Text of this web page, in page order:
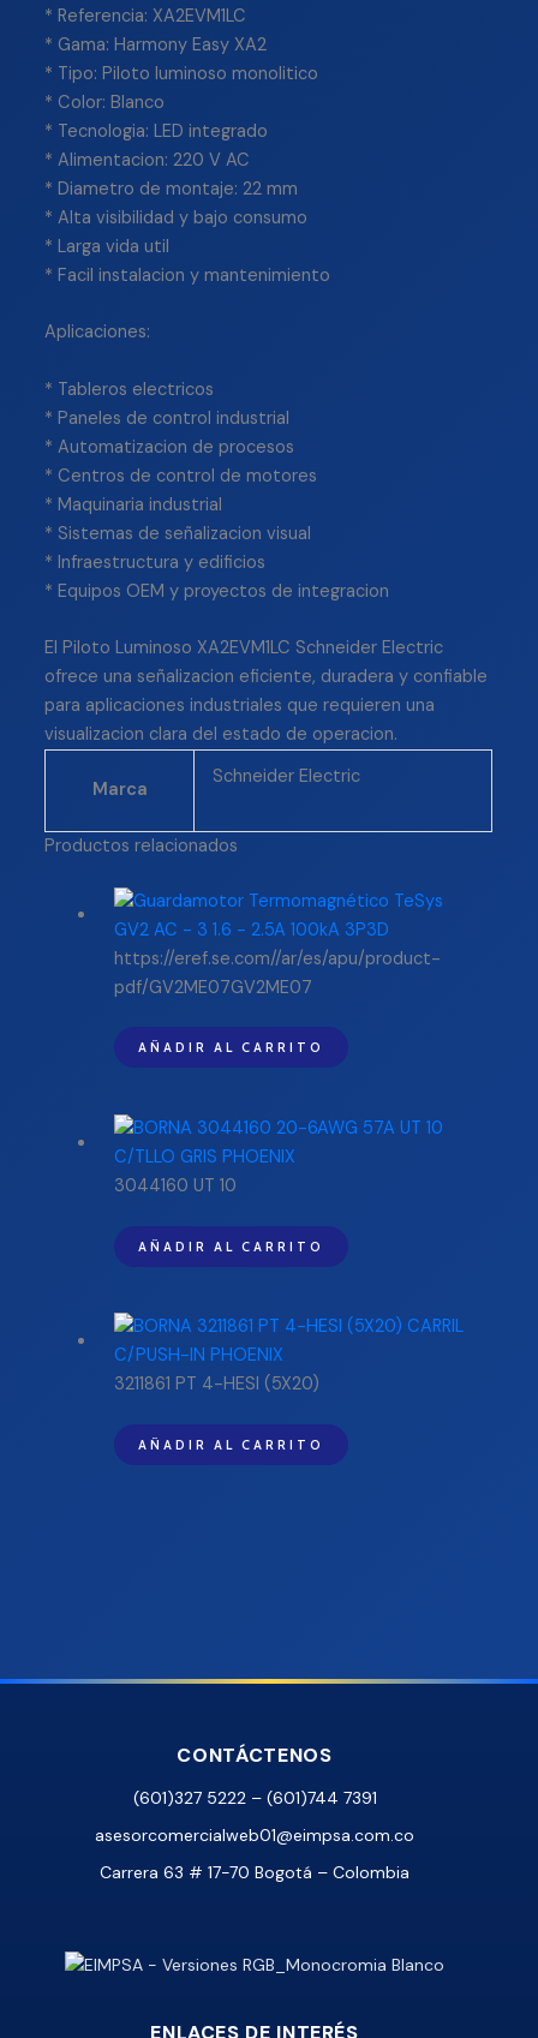
* Referencia: XA2EVM1LC
* Gama: Harmony Easy XA2
* Tipo: Piloto luminoso monolitico
* Color: Blanco
* Tecnologia: LED integrado
* Alimentacion: 220 V AC
* Diametro de montaje: 22 mm
* Alta visibilidad y bajo consumo
* Larga vida util
* Facil instalacion y mantenimiento
Aplicaciones:
* Tableros electricos
* Paneles de control industrial
* Automatizacion de procesos
* Centros de control de motores
* Maquinaria industrial
* Sistemas de señalizacion visual
* Infraestructura y edificios
* Equipos OEM y proyectos de integracion
El Piloto Luminoso XA2EVM1LC Schneider Electric
ofrece una señalizacion eficiente, duradera y confiable
para aplicaciones industriales que requieren una
visualizacion clara del estado de operacion.
Marca
Schneider Electric
Productos relacionados
https://eref.se.com//ar/es/apu/product-
pdf/GV2ME07GV2ME07
AÑADIR AL CARRITO
3044160 UT 10
AÑADIR AL CARRITO
3211861 PT 4-HESI (5X20)
AÑADIR AL CARRITO
CONTÁCTENOS
(601)327 5222 – (601)744 7391
asesorcomercialweb01@eimpsa.com.co
Carrera 63 # 17-70 Bogotá – Colombia
ENLACES DE INTERÉS